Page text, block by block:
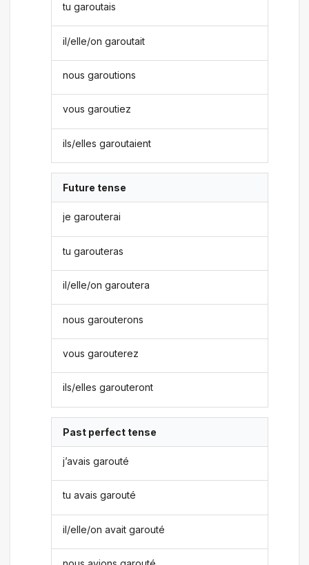
tu garoutais
il/elle/on garoutait
nous garoutions
vous garoutiez
ils/elles garoutaient
Future tense
je garouterai
tu garouteras
il/elle/on garoutera
nous garouterons
vous garouterez
ils/elles garouteront
Past perfect tense
j’avais garouté
tu avais garouté
il/elle/on avait garouté